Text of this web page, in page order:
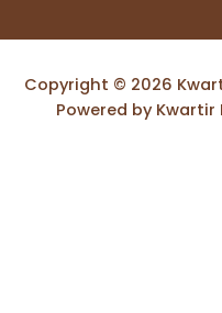
Copyright © 2026
Powered by